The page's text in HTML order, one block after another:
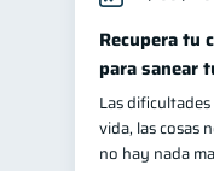
Salud
Productos
Deudas 10
Recupera tu
para sanear
Las
vida, las cosas
no hay nada